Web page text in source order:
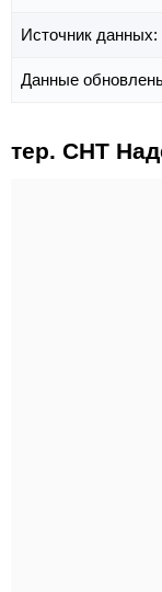
Источник данных:
Данные
тер. СНТ